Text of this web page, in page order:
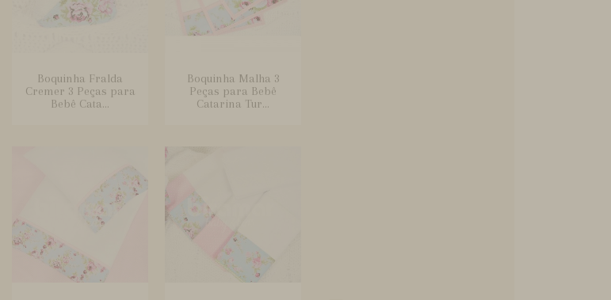
Boquinha Fralda
Cremer 3 Peças para
Bebê Cata...
Boquinha Malha 3
Peças para Bebê
Catarina Tur...